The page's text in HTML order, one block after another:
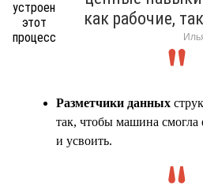
как рабочие,
Разметчики данных
так, чтобы машина смогла
и усвоить.